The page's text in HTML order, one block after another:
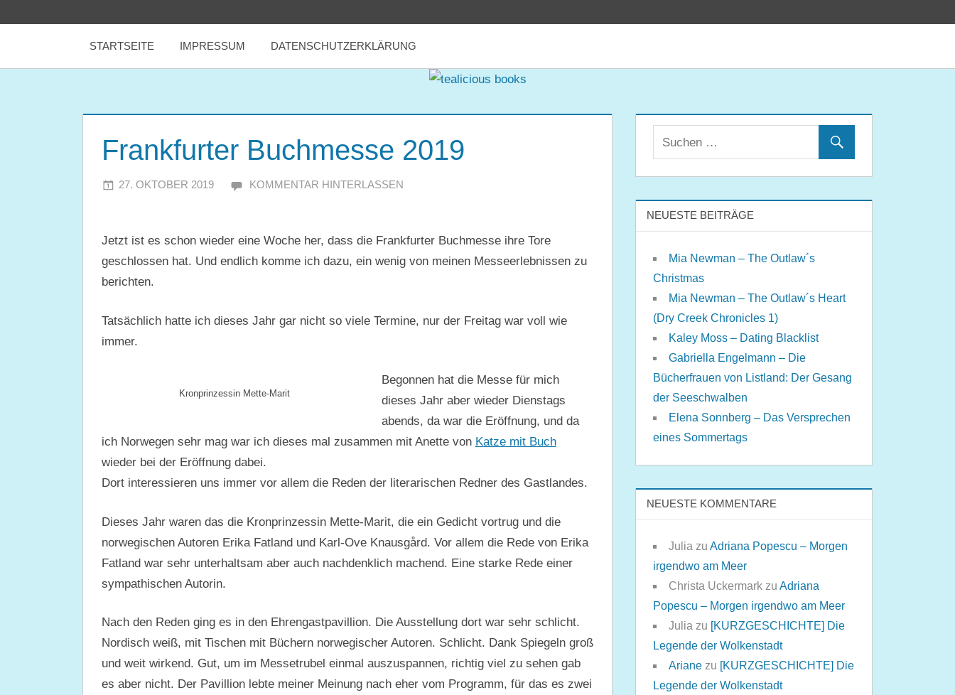
books
STARTSEITE IMPRESSUM DATENSCHUTZERKLÄRUNG
Frankfurter Buchmesse 2019
27. OKTOBER 2019 JULIA
KOMMENTAR HINTERLASSEN
Jetzt ist es schon wieder eine Woche her, dass die Frankfurter Buchmesse ihre Tore
geschlossen hat. Und endlich komme ich dazu, ein wenig von meinen Messeerlebnissen zu
berichten.
Tatsächlich hatte ich dieses Jahr gar nicht so viele Termine, nur der Freitag war voll wie
immer.
Kronprinzessin Mette-Marit
Begonnen hat die Messe für mich
dieses Jahr aber wieder Dienstags
abends, da war die Eröffnung, und da
ich Norwegen sehr mag war ich dieses mal zusammen mit Anette von Katze mit Buch
wieder bei der Eröffnung dabei.
Dort interessieren uns immer vor allem die Reden der literarischen Redner des Gastlandes.
Dieses Jahr waren das die Kronprinzessin Mette-Marit, die ein Gedicht vortrug und die
norwegischen Autoren Erika Fatland und Karl-Ove Knausgård. Vor allem die Rede von Erika
Fatland war sehr unterhaltsam aber auch nachdenklich machend. Eine starke Rede einer
sympathischen Autorin.
Nach den Reden ging es in den Ehrengastpavillion. Die Ausstellung dort war sehr schlicht.
Nordisch weiß, mit Tischen mit Büchern norwegischer Autoren. Schlicht. Dank Spiegeln groß
und weit wirkend. Gut, um im Messetrubel einmal auszuspannen, richtig viel zu sehen gab
es aber nicht. Der Pavillion lebte meiner Meinung nach eher vom Programm, für das es zwei
NEUESTE BEITRÄGE
Mia Newman – The Outlaw´s
Christmas
Mia Newman – The Outlaw´s Heart
(Dry Creek Chronicles 1)
Kaley Moss – Dating Blacklist
Gabriella Engelmann – Die
Bücherfrauen von Listland: Der Gesang
der Seeschwalben
Elena Sonnberg – Das Versprechen
eines Sommertags
NEUESTE KOMMENTARE
Julia zuAdriana Popescu – Morgen
irgendwo am Meer
Christa Uckermark zuAdriana
Popescu – Morgen irgendwo am Meer
Julia zu [KURZGESCHICHTE] Die
Legende der Wolkenstadt
Ariane zu [KURZGESCHICHTE] Die
Legende der Wolkenstadt